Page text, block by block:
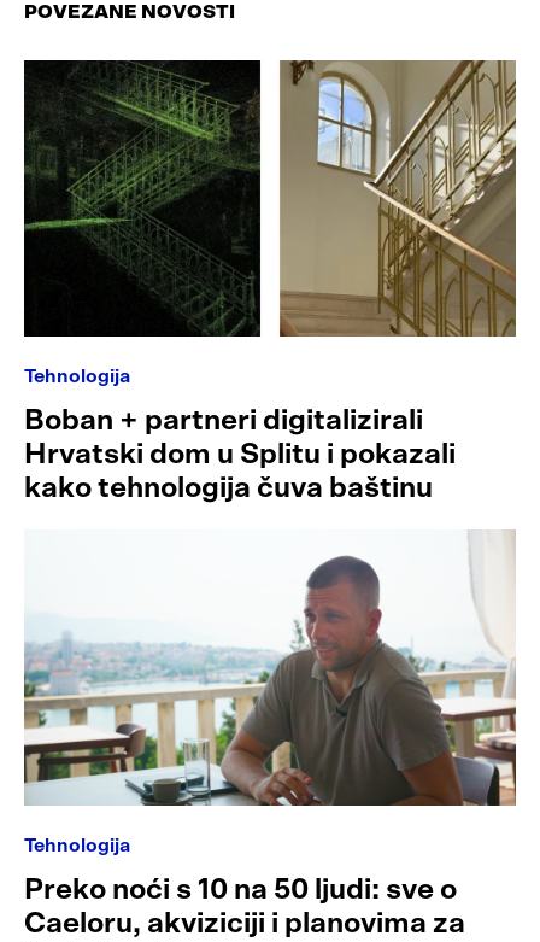
POVEZANE NOVOSTI
Tehnologija
Boban + partneri digitalizirali
Hrvatski dom u Splitu i pokazali
kako tehnologija čuva baštinu
Tehnologija
Preko noći s 10 na 50 ljudi: sve o
Caeloru, akviziciji i planovima za